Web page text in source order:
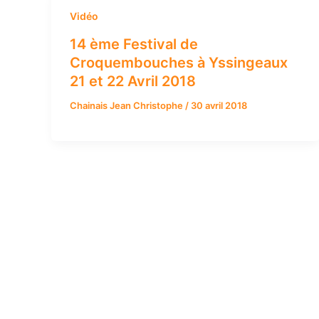
Vidéo
14 ème Festival de
Croquembouches à Yssingeaux
21 et 22 Avril 2018
Chainais Jean Christophe / 30 avril 2018